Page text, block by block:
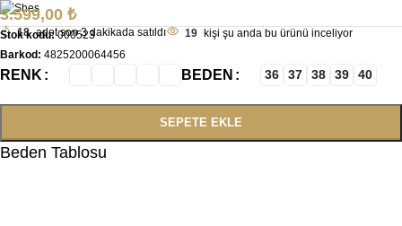
3.599,00 ₺
18 adet son 3 dakikada satıldı 19 kişi şu anda bu ürünü inceliyor
Stok kodu:000523
Barkod: 4825200064456
RENK BEDEN 36 37 38 39 40
SEPETE EKLE
Beden Tablosu